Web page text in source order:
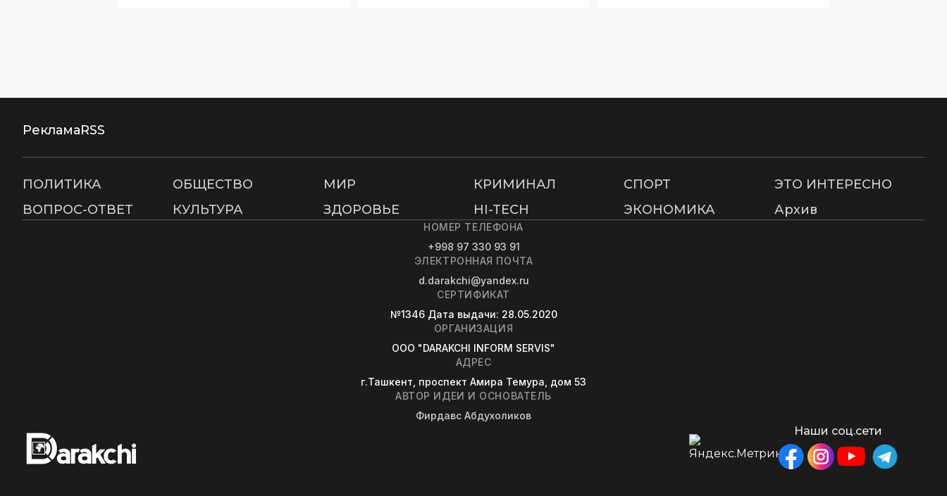
РекламаRSS
ПОЛИТИКА ОБЩЕСТВО МИР КРИМИНАЛ СПОРТ
ЭТО ИНТЕРЕСНО
ВОПРОС-ОТВЕТ
КУЛЬТУРА ЗДОРОВЬЕ HI-TECH ЭКОНОМИКА Архив
НОМЕР ТЕЛЕФОНА
+998 97 330 93 91
ЭЛЕКТРОННАЯ ПОЧТА
d.darakchi@yandex.ru
СЕРТИФИКАТ
№1346 Дата выдачи: 28.05.2020
ОРГАНИЗАЦИЯ
OOO "DARAKCHI INFORM SERVIS"
АДРЕС
г.Ташкент, проспект Амира Темура, дом 53
АВТОР ИДЕИ И ОСНОВАТЕЛЬ
Фирдавс Абдухоликов
Наши соц.сети